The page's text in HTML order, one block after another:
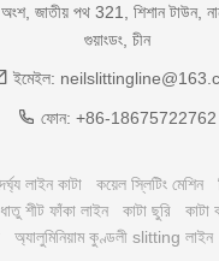
অংশ, জাতীয় পথ 321, শিশান টাউন,
গুয়াংডং, চীন
ইমেইল:
ফোন: +86-18675722762
লাইন কাটা কয়েল স্লিটিং মেশিন
ধাতু শীট ফাঁকা লাইন কাটা ছুরি কাটা
অ্যালুমিনিয়াম কুণ্ডলী slitting লাইন